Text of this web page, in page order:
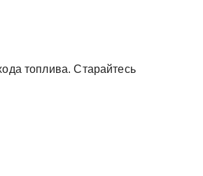
топлива. Старайтесь